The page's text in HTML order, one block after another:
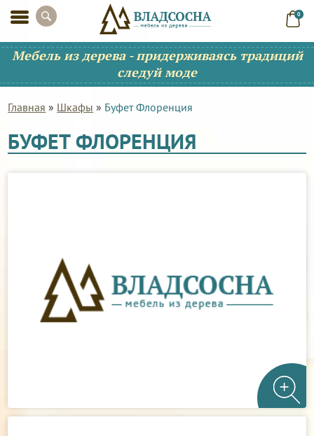
0
Мебель из дерева - придерживаясь традиций
следуй моде
Главная » Шкафы » Буфет Флоренция
БУФЕТ ФЛОРЕНЦИЯ